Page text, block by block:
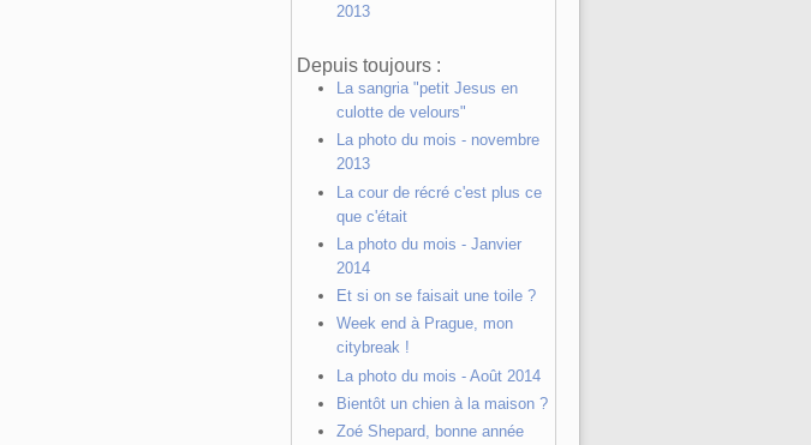
2013
Depuis toujours :
La sangria "petit Jesus en
culotte de velours"
La photo du mois - novembre
2013
La cour de récré c'est plus ce
que c'était
La photo du mois - Janvier
2014
Et si on se faisait une toile ?
Week end à Prague, mon
citybreak !
La photo du mois - Août 2014
Bientôt un chien à la maison ?
Zoé Shepard, bonne année